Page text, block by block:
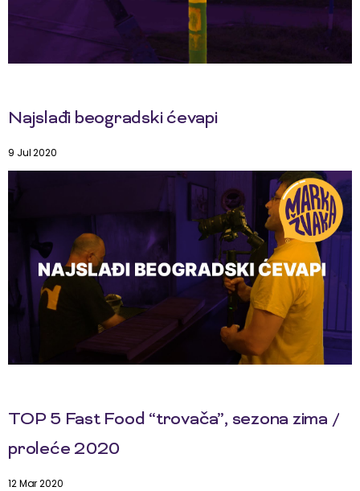
Najslađi beogradski ćevapi
9 Jul 2020
TOP 5 Fast Food “trovača”, sezona zima /
proleće 2020
12 Mar 2020